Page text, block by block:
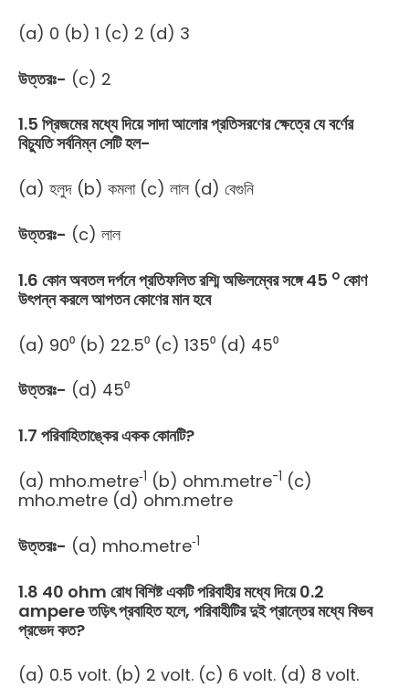
(a) 0 (b) 1 (c) 2 (d) 3
উত্তরঃ- (c) 2
1.5 প্রিজমের মধ্যে দিয়ে সাদা আলোর প্রতিসরণের ক্ষেত্রে যে বর্ণের
বিচ্যুতি সর্বনিম্ন সেটি হল-
(a) হলুদ (b) কমলা (c) লাল (d) বেগুনি
উত্তরঃ- (c) লাল
1.6 কোন অবতল দর্পনে প্রতিফলিত রশ্মি অভিলম্বের সঙ্গে 45 o কোণ
উৎপন্ন করলে আপতন কোণের মান হবে
(a) 90⁰ (b) 22.5⁰ (c) 135⁰ (d) 45⁰
উত্তরঃ- (d) 45⁰
1.7 পরিবাহিতাঙ্কের একক কোনটি?
(a) mho.metre‐1 (b) ohm.metre-1 (c)
mho.metre (d) ohm.metre
উত্তরঃ- (a) mho.metre‐1
1.8 40 ohm রোধ বিশিষ্ট একটি পরিবাহীর মধ্যে দিয়ে 0.2
ampere তড়িৎ প্রবাহিত হলে, পরিবাহীটির দুই প্রান্তের মধ্যে বিভব
প্রভেদ কত?
(a) 0.5 volt. (b) 2 volt. (c) 6 volt. (d) 8 volt.